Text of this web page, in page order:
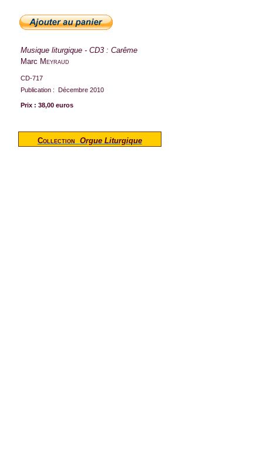
Musique liturgique - CD3 : Carême
Marc Meyraud
CD-717
Publication : Décembre 2010
Prix : 38,00 euros
Collection Orgue Liturgique